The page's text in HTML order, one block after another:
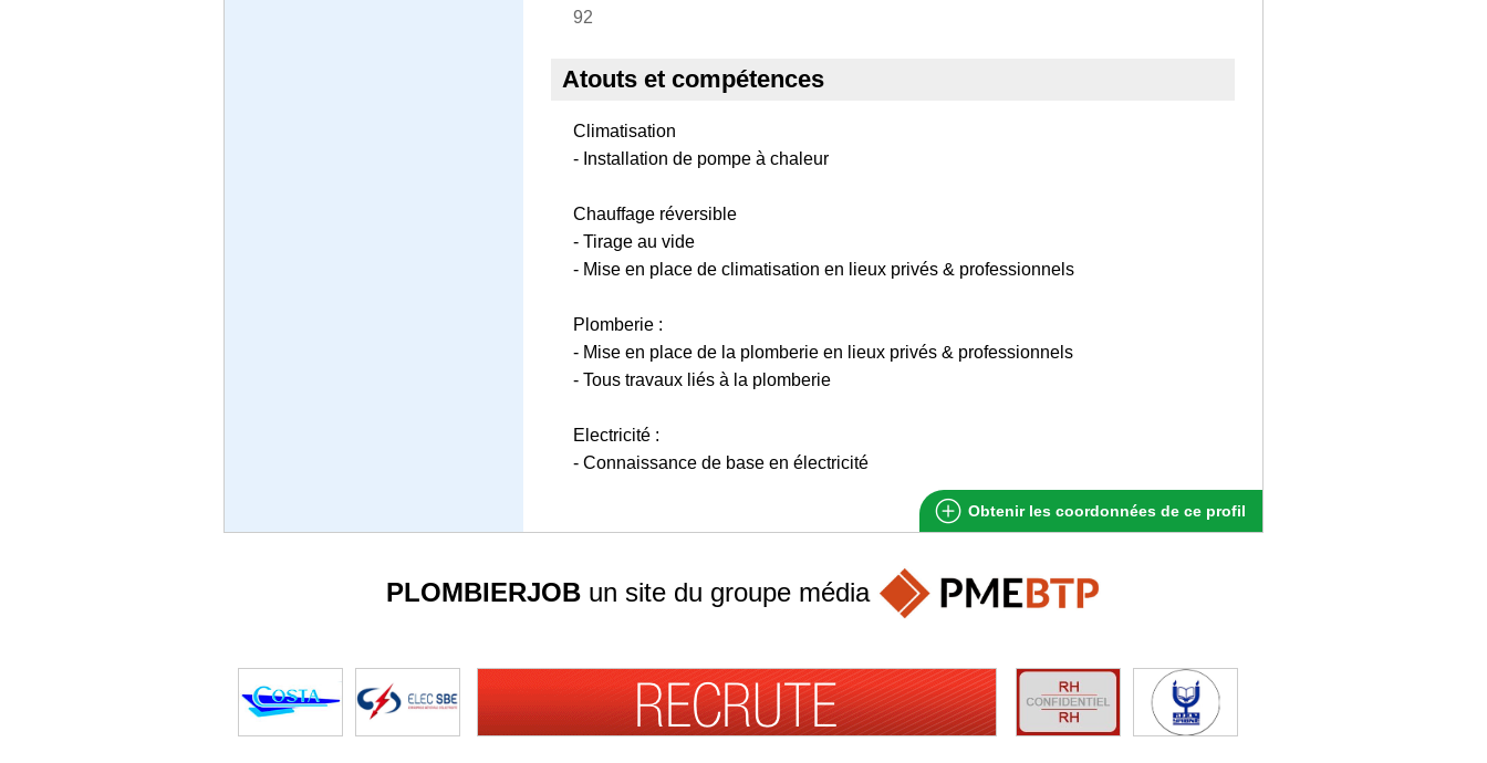
92
Atouts et compétences
Climatisation
- Installation de pompe à chaleur
Chauffage réversible
- Tirage au vide
- Mise en place de climatisation en lieux privés & professionnels
Plomberie :
- Mise en place de la plomberie en lieux privés & professionnels
- Tous travaux liés à la plomberie
Electricité :
- Connaissance de base en électricité
Obtenir les coordonnées de ce profil
PLOMBIERJOBun site du groupe média